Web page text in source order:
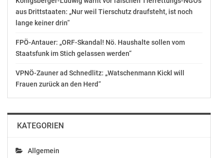
leistete der
alkoholisierte Mann
Widerstand. Gegen
erste Anruf über Notruf
bei der Polizei ein. Die
von einem
aggressiven…
aus Drittstaaten: „Nur weil Tierschutz draufsteht, ist noch
lange keiner drin“
FPÖ-Antauer: „ORF-Skandal! Nö. Haushalte sollen vom
Staatsfunk im Stich gelassen werden“
VPNÖ-Zauner ad Schnedlitz: „Watschenmann Kickl will
Frauen zurück an den Herd“
KATEGORIEN
Allgemein